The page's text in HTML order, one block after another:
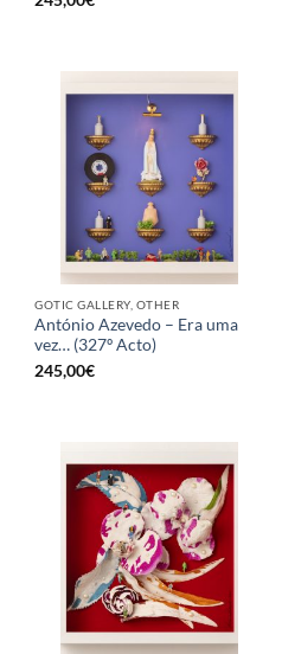
GOTIC GALLERY, OTHER
António Azevedo – Era uma
vez… (327º Acto)
245,00€